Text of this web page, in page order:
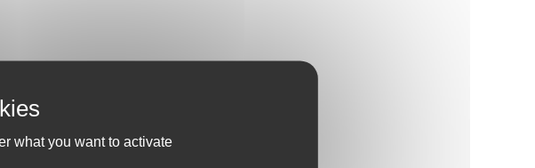
what you want to activate